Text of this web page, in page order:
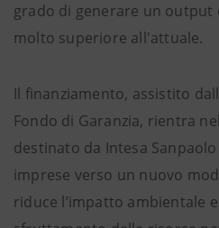
grado di generare un output
molto superiore all'attuale.
Il finanziamento, assistito
Fondo di Garanzia, rientra
destinato da Intesa
imprese verso un nuovo
riduce l’impatto ambientale